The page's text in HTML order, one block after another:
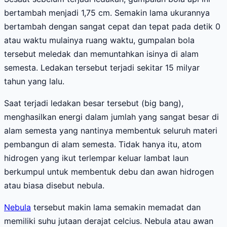
bertambah menjadi 1,75 cm. Semakin lama ukurannya
bertambah dengan sangat cepat dan tepat pada detik 0
atau waktu mulainya ruang waktu, gumpalan bola
tersebut meledak dan memuntahkan isinya di alam
semesta. Ledakan tersebut terjadi sekitar 15 milyar
tahun yang lalu.
Saat terjadi ledakan besar tersebut (big bang),
menghasilkan energi dalam jumlah yang sangat besar di
alam semesta yang nantinya membentuk seluruh materi
pembangun di alam semesta. Tidak hanya itu, atom
hidrogen yang ikut terlempar keluar lambat laun
berkumpul untuk membentuk debu dan awan hidrogen
atau biasa disebut nebula.
Nebula tersebut makin lama semakin memadat dan
memiliki suhu jutaan derajat celcius. Nebula atau awan